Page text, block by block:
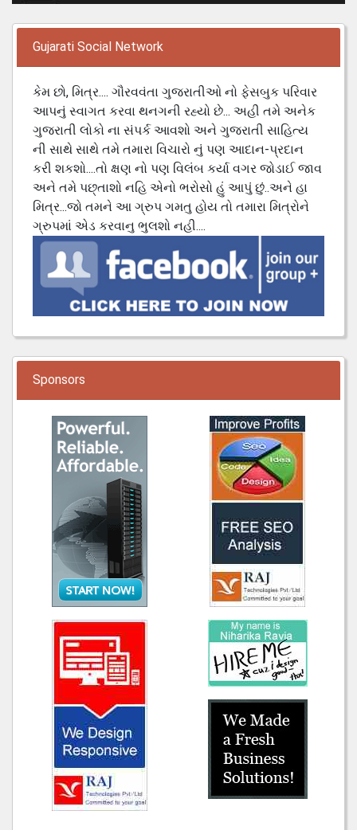
Gujarati Social Network
કેમ છો, મિત્ર.... ગૌરવવંતા ગુજરાતીઓ નો ફેસબુક પરિવાર
આપનું સ્વાગત કરવા થનગની રહ્યો છે... અહી તમે અનેક
ગુજરાતી લોકો ના સંપર્ક આવશો અને ગુજરાતી સાહિત્ય
ની સાથે સાથે તમે તમારા વિચારો નું પણ આદાન-પ્રદાન
કરી શકશો....તો ક્ષણ નો પણ વિલંબ કર્યા વગર જોડાઈ જાવ
અને તમે પછ્તાશો નહિ એનો ભરોસો હું આપું છું..અને હા
મિત્ર...જો તમને આ ગ્રુપ ગમતુ હોય તો તમારા મિત્રોને
ગ્રુપમાં એડ કરવાનુ ભુલશો નહી....
Sponsors